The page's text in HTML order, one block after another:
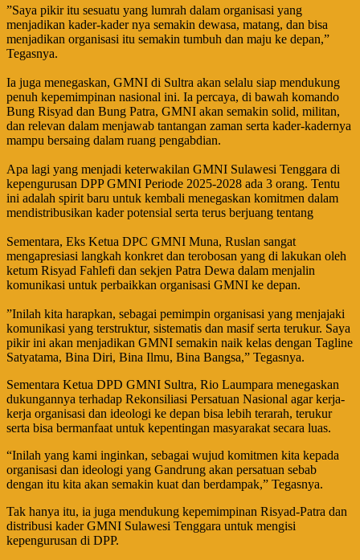
‎”Saya pikir itu sesuatu yang lumrah dalam organisasi yang
menjadikan kader-kader nya semakin dewasa, matang, dan bisa
menjadikan organisasi itu semakin tumbuh dan maju ke depan,”
Tegasnya.
‎Ia juga menegaskan, GMNI di Sultra akan selalu siap mendukung
penuh kepemimpinan nasional ini. Ia percaya, di bawah komando
Bung Risyad dan Bung Patra, GMNI akan semakin solid, militan,
dan relevan dalam menjawab tantangan zaman serta kader-kadernya
mampu bersaing dalam ruang pengabdian.
‎Apa lagi yang menjadi keterwakilan GMNI Sulawesi Tenggara di
kepengurusan DPP GMNI Periode 2025-2028 ada 3 orang. Tentu
ini adalah spirit baru untuk kembali menegaskan komitmen dalam
mendistribusikan kader potensial serta terus berjuang tentang
‎Sementara, Eks Ketua DPC GMNI Muna, Ruslan sangat
mengapresiasi langkah konkret dan terobosan yang di lakukan oleh
ketum Risyad Fahlefi dan sekjen Patra Dewa dalam menjalin
komunikasi untuk perbaikkan organisasi GMNI ke depan.
‎”Inilah kita harapkan, sebagai pemimpin organisasi yang menjajaki
komunikasi yang terstruktur, sistematis dan masif serta terukur. Saya
pikir ini akan menjadikan GMNI semakin naik kelas dengan Tagline
Satyatama, Bina Diri, Bina Ilmu, Bina Bangsa,” Tegasnya.
Sementara Ketua DPD GMNI Sultra, Rio Laumpara menegaskan
dukungannya terhadap Rekonsiliasi Persatuan Nasional agar kerja-
kerja organisasi dan ideologi ke depan bisa lebih terarah, terukur
serta bisa bermanfaat untuk kepentingan masyarakat secara luas.
“Inilah yang kami inginkan, sebagai wujud komitmen kita kepada
organisasi dan ideologi yang Gandrung akan persatuan sebab
dengan itu kita akan semakin kuat dan berdampak,” Tegasnya.
Tak hanya itu, ia juga mendukung kepemimpinan Risyad-Patra dan
distribusi kader GMNI Sulawesi Tenggara untuk mengisi
kepengurusan di DPP.